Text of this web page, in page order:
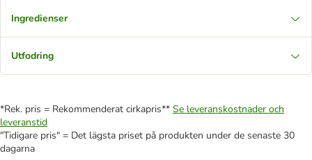
Ingredienser
Utfodring
*Rek. pris = Rekommenderat cirkapris** Se leveranskostnader och
leveranstid
"Tidigare pris" = Det lägsta priset på produkten under de senaste 30
dagarna